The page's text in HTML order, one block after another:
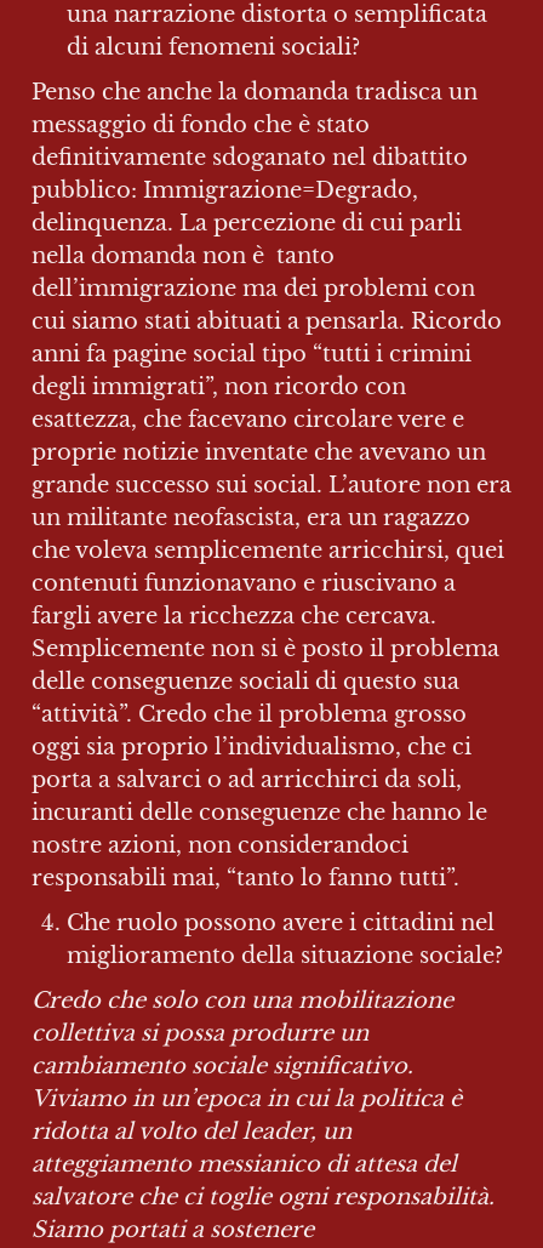
una narrazione distorta o semplificata
di alcuni fenomeni sociali?
Penso che anche la domanda tradisca un
messaggio di fondo che è stato
definitivamente sdoganato nel dibattito
pubblico: Immigrazione=Degrado,
delinquenza. La percezione di cui parli
nella domanda non è  tanto
dell’immigrazione ma dei problemi con
cui siamo stati abituati a pensarla. Ricordo
anni fa pagine social tipo “tutti i crimini
degli immigrati”, non ricordo con
esattezza, che facevano circolare vere e
proprie notizie inventate che avevano un
grande successo sui social. L’autore non era
un militante neofascista, era un ragazzo
che voleva semplicemente arricchirsi, quei
contenuti funzionavano e riuscivano a
fargli avere la ricchezza che cercava.
Semplicemente non si è posto il problema
delle conseguenze sociali di questo sua
“attività”. Credo che il problema grosso
oggi sia proprio l’individualismo, che ci
porta a salvarci o ad arricchirci da soli,
incuranti delle conseguenze che hanno le
nostre azioni, non considerandoci
responsabili mai, “tanto lo fanno tutti”.
Che ruolo possono avere i cittadini nel
miglioramento della situazione sociale?
Credo che solo con una mobilitazione
collettiva si possa produrre un
cambiamento sociale significativo.
Viviamo in un’epoca in cui la politica è
ridotta al volto del leader, un
atteggiamento messianico di attesa del
salvatore che ci toglie ogni responsabilità.
Siamo portati a sostenere